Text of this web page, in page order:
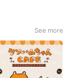
See more